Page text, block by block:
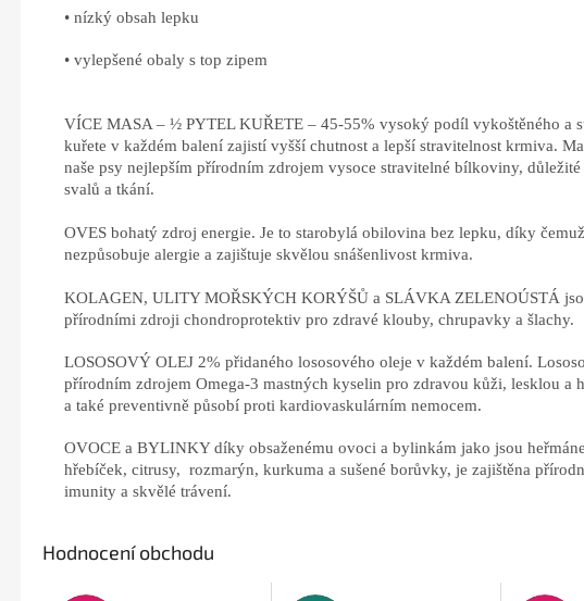
• nízký obsah lepku
• vylepšené obaly s top zipem
VÍCE MASA – ½ PYTEL KUŘETE – 45-55% vysoký podíl vykoštěného a
kuřete v každém balení zajistí vyšší chutnost a lepší stravitelnost krmiva.
naše psy nejlepším přírodním zdrojem vysoce stravitelné bílkoviny,
svalů a tkání.
OVES bohatý zdroj energie. Je to starobylá obilovina bez lepku, díky čemuž
nezpůsobuje alergie a zajištuje skvělou snášenlivost krmiva.
KOLAGEN, ULITY MOŘSKÝCH KORÝŠŮ a SLÁVKA ZELENOÚSTÁ
přírodními zdroji chondroprotektiv pro zdravé klouby, chrupavky a šlachy.
LOSOSOVÝ OLEJ 2% přidaného lososového oleje v každém balení.
přírodním zdrojem Omega-3 mastných kyselin pro zdravou kůži, lesklou a
a také preventivně působí proti kardiovaskulárním nemocem.
OVOCE a BYLINKY díky obsaženému ovoci a bylinkám jako jsou
hřebíček, citrusy, rozmarýn, kurkuma a sušené borůvky, je zajištěna
imunity a skvělé trávení.
Hodnocení obchodu